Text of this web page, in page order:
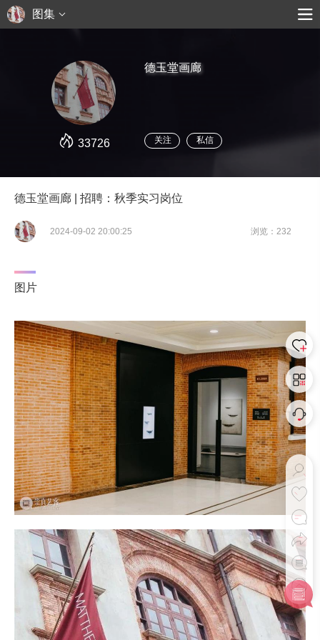
图集
33726
德玉堂画廊
关注 私信
德玉堂画廊 | 招聘：秋季实习岗位
2024-09-02 20:00:25 浏览：232
图片